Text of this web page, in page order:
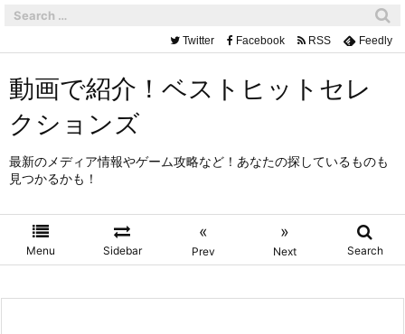
動画で紹介！ベストヒットセレ
クションズ
最新のメディア情報やゲーム攻略など！あなたの探しているものも
見つかるかも！
Menu Sidebar
«
Prev
»
Next Search
Twitter Facebook RSS Feedly